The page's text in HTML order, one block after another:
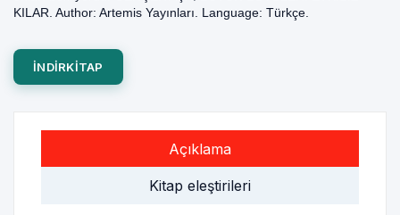
KILAR. Author: Artemis Yayınları. Language: Türkçe.
INDIRKITAP
Açıklama
Kitap eleştirileri